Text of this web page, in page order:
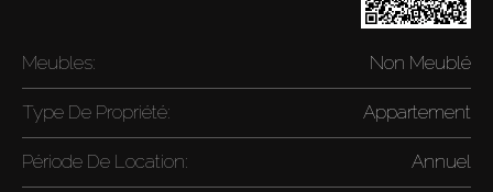
Meubles: Non Meublé
Type De Propriété: Appartement
Période De Location: Annuel